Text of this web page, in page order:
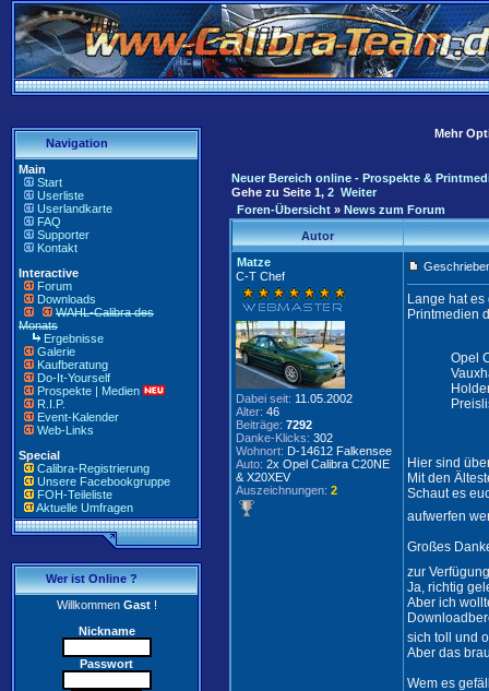
Navigation
Main
Start
Userliste
Userlandkarte
FAQ
Supporter
Kontakt
Interactive
Forum
Downloads
WAHL-Calibra des
Monats
Ergebnisse
Galerie
Kaufberatung
Do-It-Yourself
Prospekte | Medien
R.I.P.
Event-Kalender
Web-Links
Special
Calibra-Registrierung
Unsere Facebookgruppe
FOH-Teileliste
Aktuelle Umfragen
Wer ist Online ?
WillkommenGast!
Nickname
Passwort
Mehr
Neuer Bereich online - Prospekte &
Gehe zu Seite 1, 2 Weiter
Foren-Übersicht » News zum Forum
Autor
Matze
C-T Chef
Dabei seit: 11.05.2002
Alter: 46
Beiträge: 7292
Danke-Klicks: 302
Wohnort: D-14612 Falkensee
Auto: 2x Opel Calibra C20NE
& X20XEV
Auszeichnungen: 2
Lange hat
Printmedien
Opel
Hier sind
Mit den
Schaut es
aufwerfen
Großes
zur
Ja, richtig
Aber ich
sich toll und
Aber das
Wem es